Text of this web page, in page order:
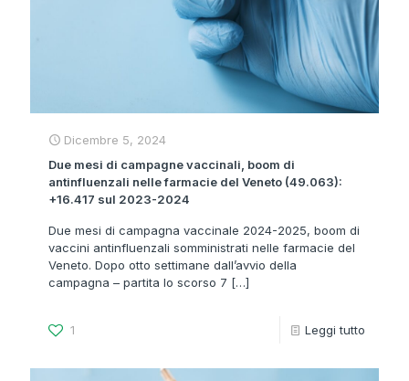
Dicembre 5, 2024
Due mesi di campagne vaccinali, boom di
antinfluenzali nelle farmacie del Veneto (49.063):
+16.417 sul 2023-2024
Due mesi di campagna vaccinale 2024-2025, boom di
vaccini antinfluenzali somministrati nelle farmacie del
Veneto. Dopo otto settimane dall’avvio della
campagna – partita lo scorso 7 […]
1 Leggi tutto